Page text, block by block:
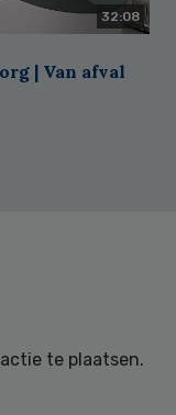
32:08
| Van afval
te plaatsen.